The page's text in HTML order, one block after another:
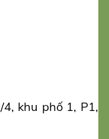
khu phố 1, P1,